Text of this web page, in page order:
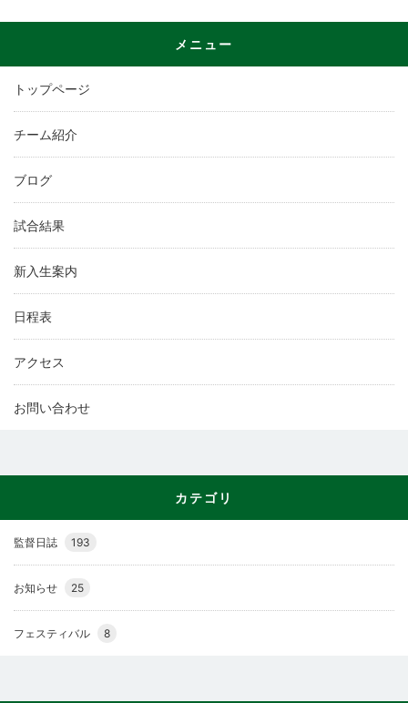
メニュー
トップページ
チーム紹介
ブログ
試合結果
新入生案内
日程表
アクセス
お問い合わせ
カテゴリ
監督日誌 193
お知らせ 25
フェスティバル 8